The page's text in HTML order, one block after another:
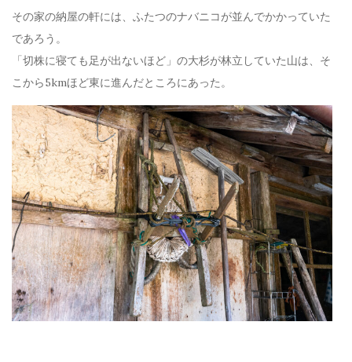
その家の納屋の軒には、ふたつのナバニコが並んでかかっていた
であろう。
「切株に寝ても足が出ないほど」の大杉が林立していた山は、そ
こから5kmほど東に進んだところにあった。